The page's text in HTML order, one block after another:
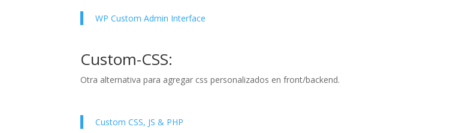
WP Custom Admin Interface
Custom-CSS:
Otra alternativa para agregar css personalizados en front/backend.
Custom CSS, JS & PHP